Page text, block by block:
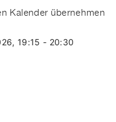
Kalender übernehmen
19:15 - 20:30